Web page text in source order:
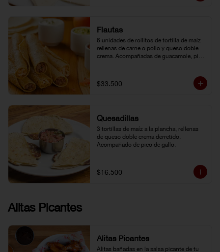
Flautas
6 unidades de rollitos de tortilla de maíz
rellenas de carne o pollo y queso doble
crema. Acompañadas de guacamole, pico
$33.500
Quesadillas
3 tortillas de maíz a la plancha, rellenas
de queso doble crema derretido.
Acompañado de pico de gallo.
$16.500
Alitas Picantes
Alitas Picantes
Alitas bañadas en la salsa picante de tu